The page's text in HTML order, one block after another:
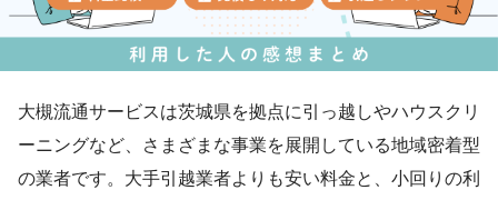
大槻流通サービスは茨城県を拠点に引っ越しやハウスクリ
ーニングなど、さまざまな事業を展開している地域密着型
の業者です。大手引越業者よりも安い料金と、小回りの利